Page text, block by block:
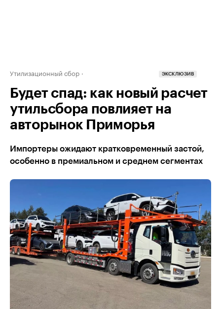
Утилизационный сбор ЭКСКЛЮЗИВ
Будет спад: как новый расчет
утильсбора повлияет на
авторынок Приморья
Импортеры ожидают кратковременный застой,
особенно в премиальном и среднем сегментах